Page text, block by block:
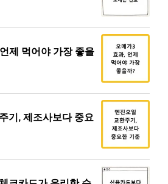
제 먹어야 가장 좋을
기, 제조사보다 중요